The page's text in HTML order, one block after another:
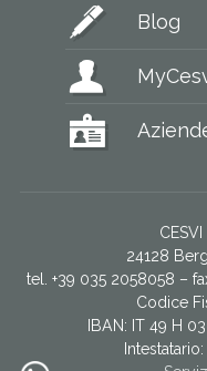
Blog
24128
tel. +39 035 2058058 –
Codice
IBAN: IT 49 H
Intestatario: